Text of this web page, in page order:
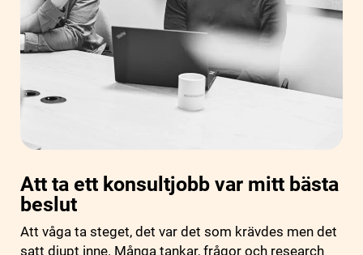
Att ta ett konsultjobb var mitt bästa
beslut
Att våga ta steget, det var det som krävdes men det
satt djupt inne. Många tankar, frågor och research